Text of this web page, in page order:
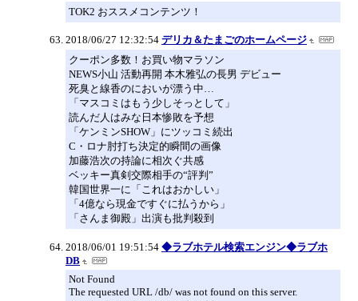
TOK2 おススメコンテンツ！
2018/06/27 12:32:54 デリカ＆たまごのホームページ
クーポン多数！お買い物マラソン
NEWS小山 活動再開 本木雅弘の長男 デビュー
死臭と線香のにおいが漂う中…
「マスコミはもう少しそっとして」
読んだ人はみな日本惨敗を予想
「ケンミンSHOW」にツッコミ続出
C・ロナ肘打ち決定的瞬間の画像
加藤浩次の持論に相次ぐ共感
ベッキー真剣交際相手の“評判”
韓国世界一に「これはおかしい」
「4億なら現金ですぐに払うから」
「さんま御殿」出演も批判殺到
2018/06/01 19:51:54 ◆ラブホテル検索エンジン◆ラブホ
DB
Not Found
The requested URL /db/ was not found on this server.